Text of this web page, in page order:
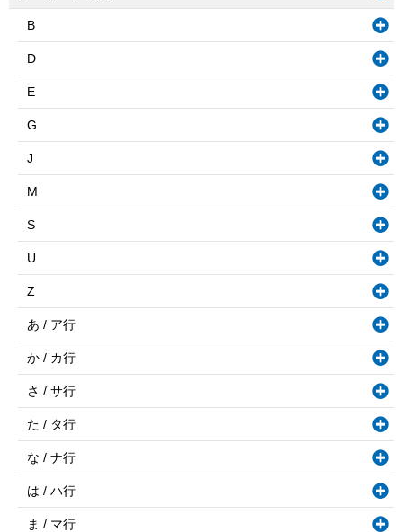
B
D
E
G
J
M
S
U
Z
あ / ア行
か / カ行
さ / サ行
た / タ行
な / ナ行
は / ハ行
ま / マ行